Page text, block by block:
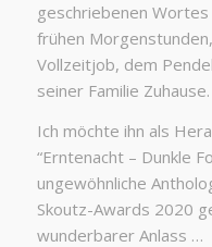
geschriebenen
frühen
Vollzeitjob, dem
seiner Familie Zuhause.
Ich möchte ihn als
“Erntenacht – Dunkle
ungewöhnliche
Skoutz-Awards 2020
wunderbarer Anlass …